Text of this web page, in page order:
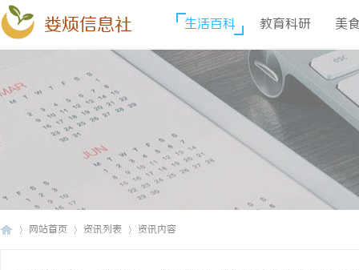
娄烦信息社 生活百科 教育科研 美
网站首页 资讯列表 资讯内容